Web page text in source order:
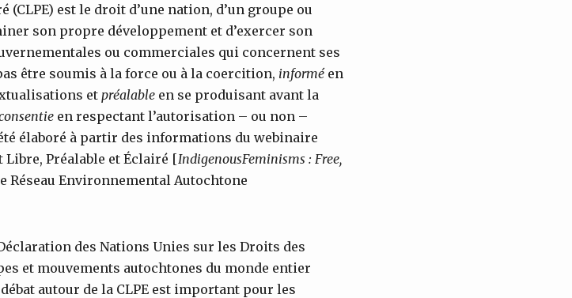
est le droit d’une nation, d’un groupe ou
son propre développement et d’exercer son
ou commerciales qui concernent ses
être soumis à la force ou à la coercition, informéen
et préalableen se produisant avant la
en respectant l’autorisation – ou non –
élaboré à partir des informations du webinaire
Préalable et Éclairé [IndigenousFeminisms : Free,
Réseau Environnemental Autochtone
des Nations Unies sur les Droits des
et mouvements autochtones du monde entier
autour de la CLPE est important pour les